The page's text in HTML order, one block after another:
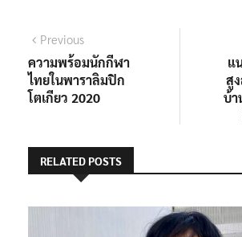
แนะแนว
เรื่อง
PreviousPrevious
post:
ความพร้อมนักกีฬา
ไทยในพาราลิมปิก
โตเกียว 2020
แ
สู
บ้า
RELATED POSTS